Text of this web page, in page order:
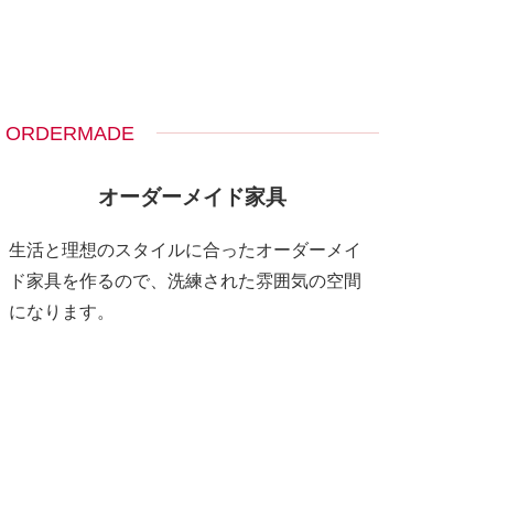
ORDERMADE
オーダーメイド家具
生活と理想のスタイルに合ったオーダーメイ
ド家具を作るので、洗練された雰囲気の空間
になります。